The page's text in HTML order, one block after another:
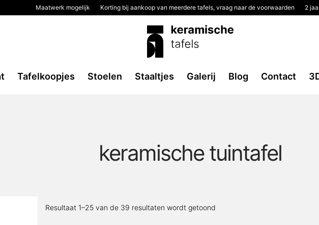
Maatwerk mogelijk Korting bij aankoop van meerdere tafels, vraag naar de voorwaarden 2
Tafelkoopjes Stoelen Staaltjes Galerij Blog Contact
keramische tuintafel
Resultaat 1–25 van de 39 resultaten wordt getoond